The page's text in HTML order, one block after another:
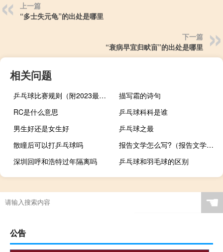
上一篇
“多士失元龟”的出处是哪里
下一篇
“衰病早宜归畎亩”的出处是哪里
相关问题
乒乓球比赛规则（附2023最新详细规则）
描写霜的诗句
RC是什么意思
乒乓球科科是谁
男生好还是女生好
乒乓球之最
散瞳后可以打乒乓球吗
报告文学怎么写?（报告文学怎么写）
深圳回呼和浩特过年隔离吗
乒乓球和羽毛球的区别
乒乓球比赛门票多少钱
☚
公告